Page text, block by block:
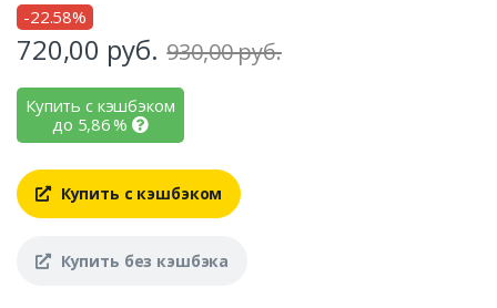
-22.58%
720,00 руб. 930,00 руб.
Купить с кэшбэком
до 5,86%
Купить с кэшбэком
Купить без кэшбэка